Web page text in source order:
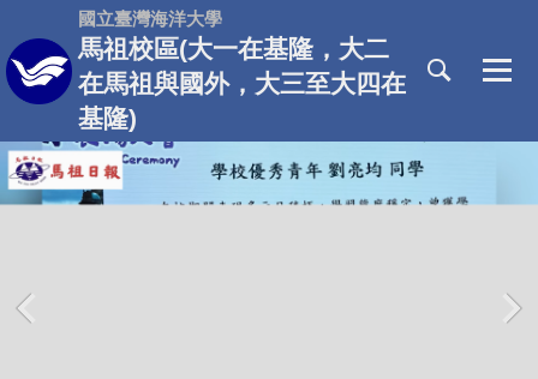
到
主
要
容
區
國立臺灣海洋大學
馬祖校區(大一在基隆，大二
在馬祖與國外，大三至大四在
基隆)